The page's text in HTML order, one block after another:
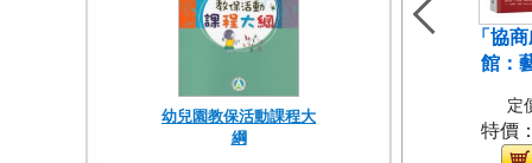
幼兒園教保活動課程大
綱
「協
館：
定
特價